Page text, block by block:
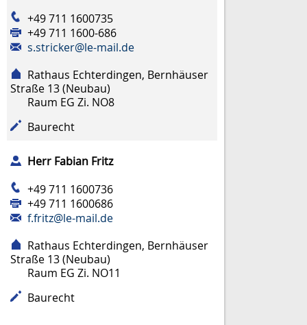
+49 711 1600735
+49 711 1600-686
s.stricker@le-mail.de
Rathaus Echterdingen, Bernhäuser
Straße 13 (Neubau)
Raum EG Zi. NO8
Baurecht
Herr Fabian Fritz
+49 711 1600736
+49 711 1600686
f.fritz@le-mail.de
Rathaus Echterdingen, Bernhäuser
Straße 13 (Neubau)
Raum EG Zi. NO11
Baurecht